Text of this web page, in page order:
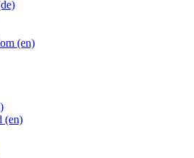
(en)
(en)